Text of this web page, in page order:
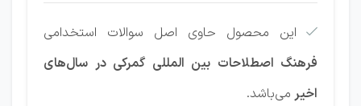

این محصول حاوی اصل سوالات استخدامی
فرهنگ اصطلاحات بین المللی گمرکی در سال‌های
اخیر می‌باشد.